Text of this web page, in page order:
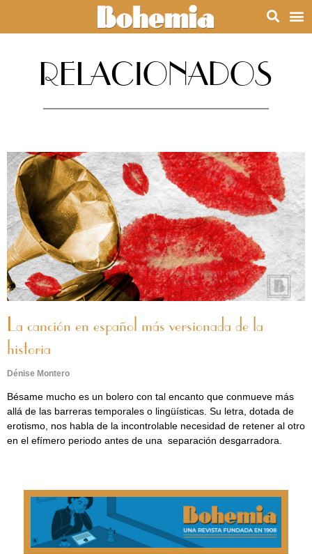
RELACIONADOS
La canción en español más versionada de la
historia
Dénise Montero
Bésame mucho es un bolero con tal encanto que conmueve más
allá de las barreras temporales o lingüísticas. Su letra, dotada de
erotismo, nos habla de la incontrolable necesidad de retener al otro
en el efímero periodo antes de una separación desgarradora.